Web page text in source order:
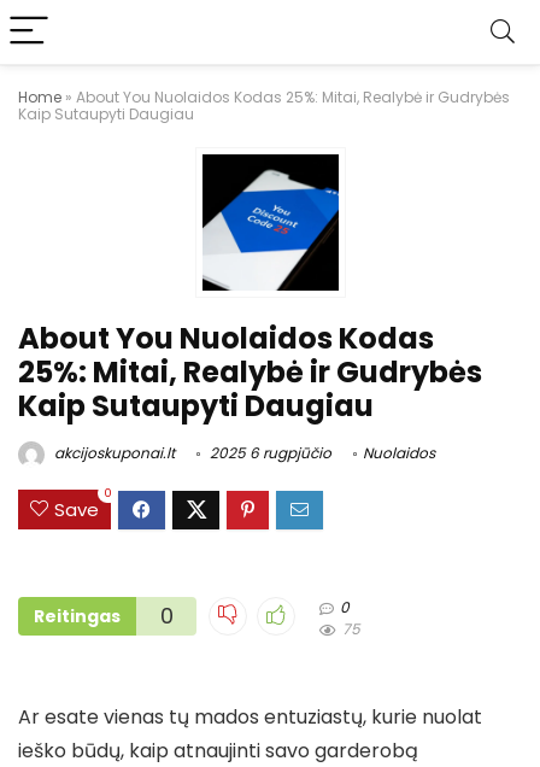
Home » About You Nuolaidos Kodas 25%: Mitai, Realybė ir Gudrybės
Kaip Sutaupyti Daugiau
About You Nuolaidos Kodas
25%: Mitai, Realybė ir Gudrybės
Kaip Sutaupyti Daugiau
akcijoskuponai.lt 2025 6 rugpjūčio Nuolaidos
Save
0
Reitingas 0
0
75
Ar esate vienas tų mados entuziastų, kurie nuolat
ieško būdų, kaip atnaujinti savo garderobą